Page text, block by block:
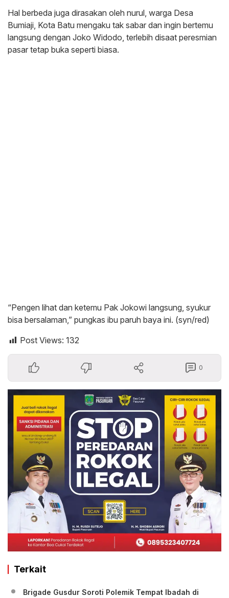
Hal berbeda juga dirasakan oleh nurul, warga Desa
Bumiaji, Kota Batu mengaku tak sabar dan ingin bertemu
langsung dengan Joko Widodo, terlebih disaat peresmian
pasar tetap buka seperti biasa.
“Pengen lihat dan ketemu Pak Jokowi langsung, syukur
bisa bersalaman,” pungkas ibu paruh baya ini. (syn/red)
Post Views: 132
0
Terkait
Brigade Gusdur Soroti Polemik Tempat Ibadah di